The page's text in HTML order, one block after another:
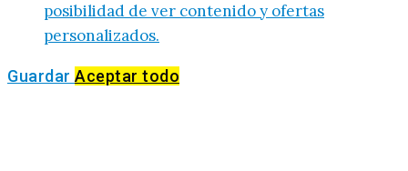
posibilidad de ver contenido y ofertas
personalizados.
Guardar Aceptar todo